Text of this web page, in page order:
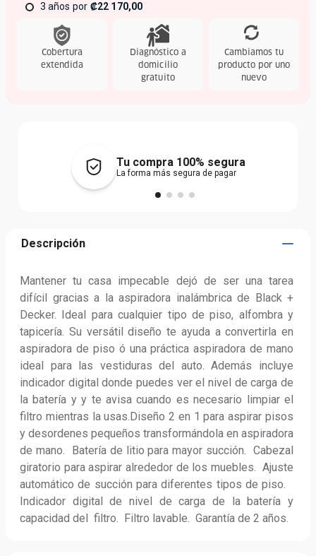
3 años ₡22 170,00
Cobertura
extendida
Diagnóstico a
domicilio
gratuito
Cambiamos tu
producto por uno
nuevo
Tu compra 100% segura
La forma más segura de pagar
Descripción
Mantener tu casa impecable dejó de ser una tarea
difícil gracias a la aspiradora inalámbrica de Black +
Decker. Ideal para cualquier tipo de piso, alfombra y
tapicería. Su versátil diseño te ayuda a convertirla en
aspiradora de piso ó una práctica aspiradora de mano
ideal para las vestiduras del auto. Además incluye
indicador digital donde puedes ver el nivel de carga de
la batería y y te avisa cuando es necesario limpiar el
filtro mientras la usas.Diseño 2 en 1 para aspirar pisos
y desordenes pequeños transformándola en aspiradora
de mano.  Batería de litio para mayor succión.  Cabezal
giratorio para aspirar alrededor de los muebles.  Ajuste
automático de succión para diferentes tipos de piso.
Indicador digital de nivel de carga de la batería y
capacidad del  filtro.  Filtro lavable.  Garantía de 2 años.